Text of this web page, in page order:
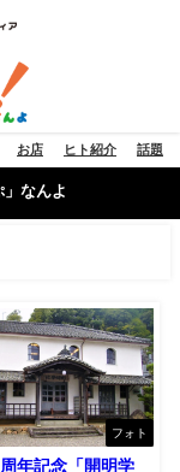
お店 ヒト紹介 話題
なんよ
フォト
年記念「開明学